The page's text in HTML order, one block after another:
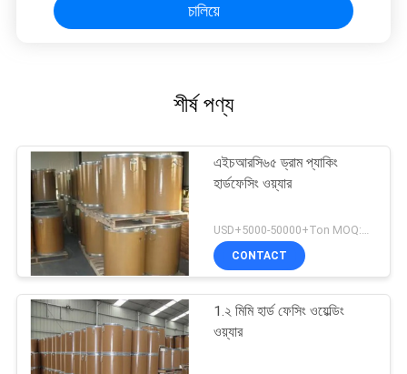
চালিয়ে
শীর্ষ পণ্য
এইচআরসি৬৫ ড্রাম প্যাকিং
হার্ডফেসিং ওয়্যার
USD+5000-50000+Ton MOQ:১ টন
CONTACT
1.২ মিমি হার্ড ফেসিং ওয়েল্ডিং
ওয়্যার